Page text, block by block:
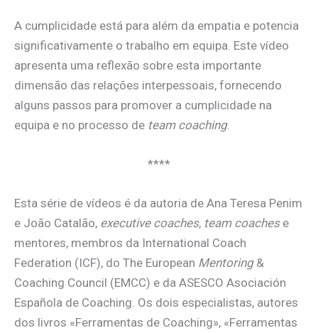
A cumplicidade está para além da empatia e potencia
significativamente o trabalho em equipa. Este vídeo
apresenta uma reflexão sobre esta importante
dimensão das relações interpessoais, fornecendo
alguns passos para promover a cumplicidade na
equipa e no processo de team coaching.
****
Esta série de vídeos é da autoria de Ana Teresa Penim
e João Catalão, executive coaches, team coachese
mentores, membros da International Coach
Federation (ICF), do The European Mentoring&
Coaching Council (EMCC) e da ASESCO Asociación
Española de Coaching. Os dois especialistas, autores
dos livros «Ferramentas de Coaching», «Ferramentas